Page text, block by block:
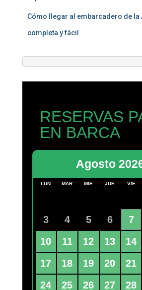
Cómo llegar al embarcadero de la
completa y fácil